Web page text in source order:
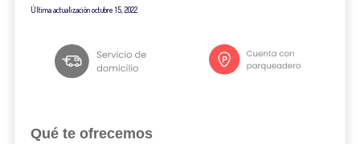
Última actualizaciónoctubre 15, 2022
Qué te ofrecemos